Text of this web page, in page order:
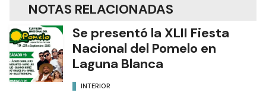
NOTAS RELACIONADAS
Se presentó la XLII Fiesta
Nacional del Pomelo en
Laguna Blanca
INTERIOR